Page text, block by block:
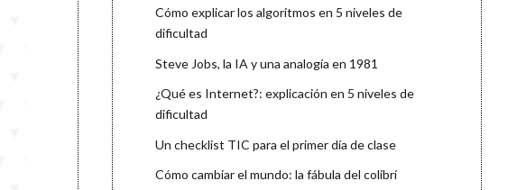
Cómo explicar los algoritmos en 5 niveles de
dificultad
Steve Jobs, la IA y una analogía en 1981
¿Qué es Internet?: explicación en 5 niveles de
dificultad
Un checklist TIC para el primer día de clase
Cómo cambiar el mundo: la fábula del colibrí